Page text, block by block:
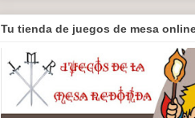
Tu tienda de juegos de mesa